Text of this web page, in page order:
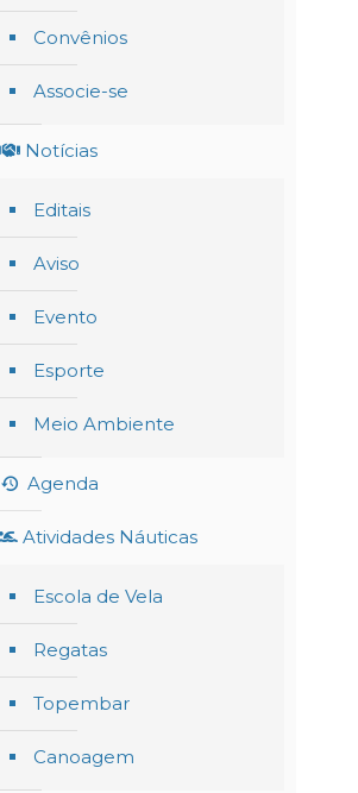
Convênios
Associe-se
Notícias
Editais
Aviso
Evento
Esporte
Meio Ambiente
Agenda
Atividades Náuticas
Escola de Vela
Regatas
Topembar
Canoagem